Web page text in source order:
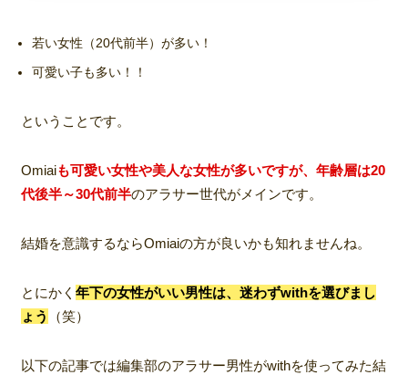
若い女性（20代前半）が多い！
可愛い子も多い！！
ということです。
Omiaiも可愛い女性や美人な女性が多いですが、年齢層は20
代後半～30代前半のアラサー世代がメインです。
結婚を意識するならOmiaiの方が良いかも知れませんね。
とにかく 年下の女性がいい男性は、迷わずwithを選びまし
ょう
（笑）
以下の記事では編集部のアラサー男性がwithを使ってみた結